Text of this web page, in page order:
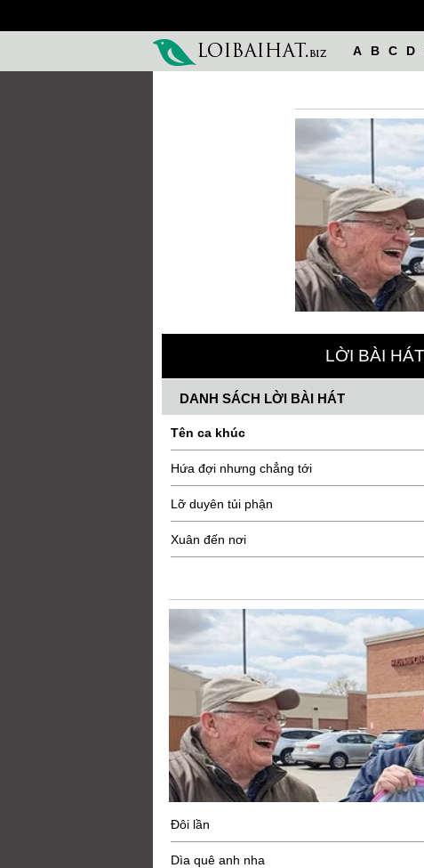
A B C D
LỜI BÀI
DANH SÁCH LỜI BÀI HÁT
Tên ca khúc
Hứa đợi nhưng chẳng tới
Lỡ duyên tủi phận
Xuân đến nơi
Đôi lần
Dìa quê anh nha